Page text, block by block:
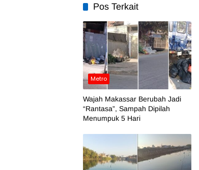
Pos Terkait
Metro
Wajah Makassar Berubah Jadi
“Rantasa”, Sampah Dipilah
Menumpuk 5 Hari